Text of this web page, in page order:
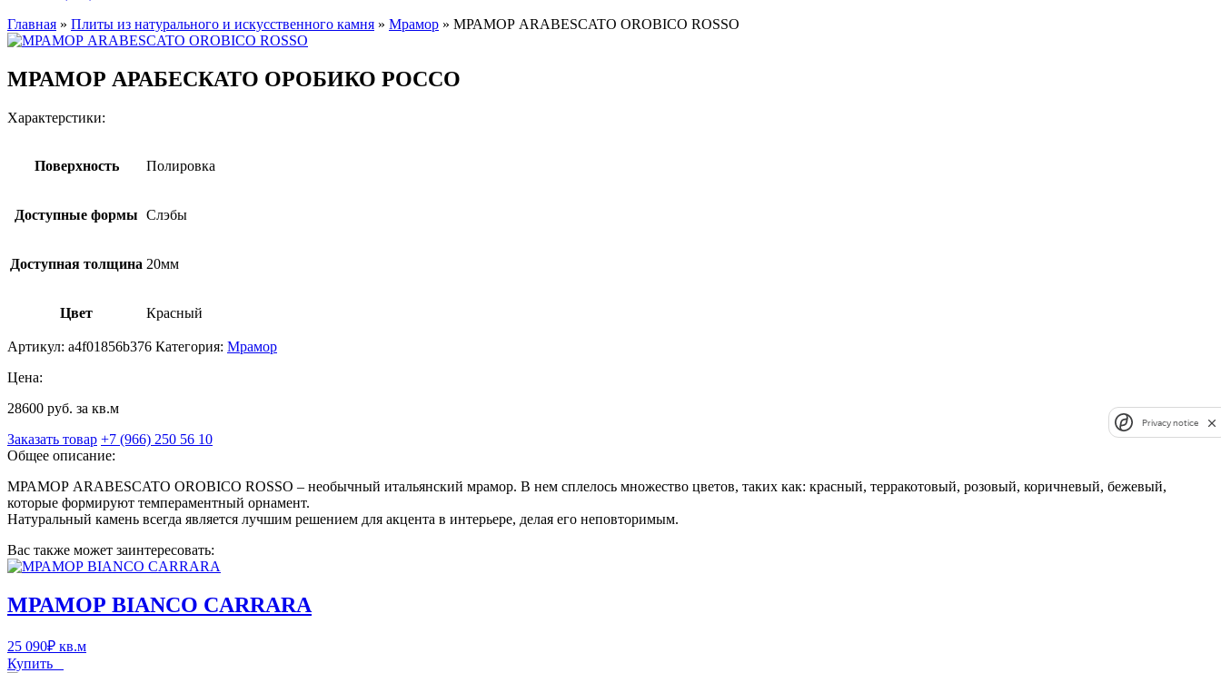
Главная » Плиты из натурального и искусственного камня » Мрамор » МРАМОР ARABESCATO OROBICO ROSSO
МРАМОР АРАБЕСКАТО ОРОБИКО РОССО
Характерстики:
Поверхность Полировка
Доступные формы Слэбы
Доступная толщина 20мм
Цвет Красный
Артикул: a4f01856b376 Категория: Мрамор
Цена:
28600 руб. за кв.м
Заказать товар +7 (966) 250 56 10
Общее описание:
МРАМОР ARABESCATO OROBICO ROSSO – необычный итальянский мрамор. В нем сплелось множество цветов, таких как: красный, терракотовый, розовый, коричневый, бежевый,
которые формируют темпераментный орнамент.
Натуральный камень всегда является лучшим решением для акцента в интерьере, делая его неповторимым.
Вас также может заинтересовать:
МРАМОР BIANCO CARRARA
25 090₽ кв.м
Купить
Privacy notice